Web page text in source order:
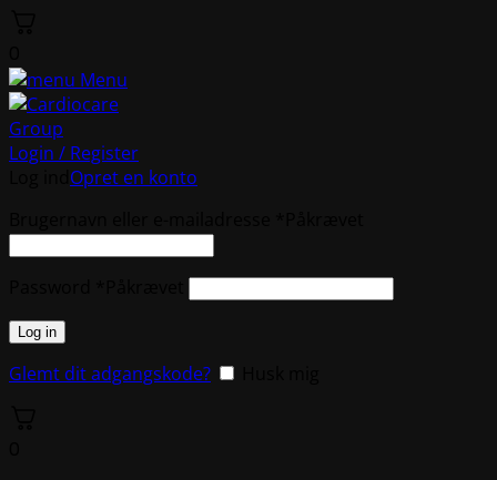
Menu
Login / Register
Opret en konto
Log in
Glemt dit adgangskode?